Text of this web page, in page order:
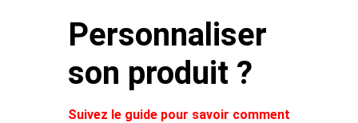
Personnaliser
son produit ?
Suivez le guide pour savoir comment